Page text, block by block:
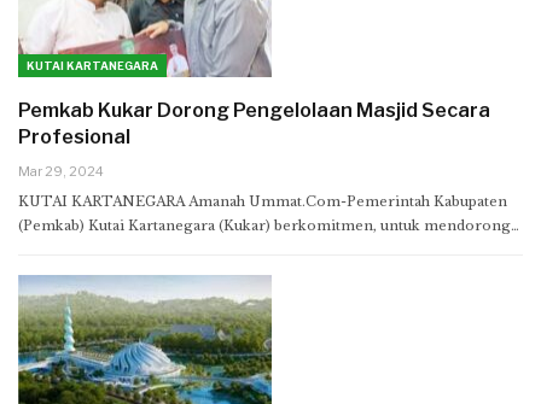
KUTAI KARTANEGARA
Pemkab Kukar Dorong Pengelolaan Masjid Secara
Profesional
Mar 29, 2024
KUTAI KARTANEGARA Amanah Ummat.Com-Pemerintah Kabupaten
(Pemkab) Kutai Kartanegara (Kukar) berkomitmen, untuk mendorong…